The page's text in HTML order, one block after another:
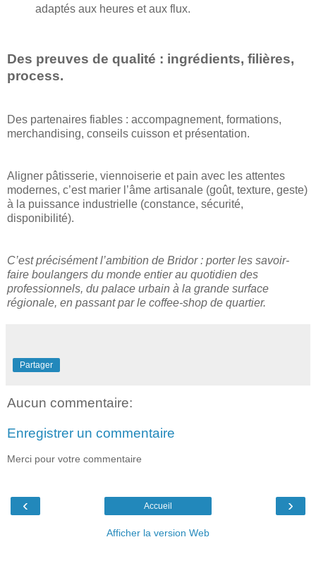
adaptés aux heures et aux flux.
Des preuves de qualité : ingrédients, filières,
process.
Des partenaires fiables : accompagnement, formations,
merchandising, conseils cuisson et présentation.
Aligner pâtisserie, viennoiserie et pain avec les attentes
modernes, c’est marier l’âme artisanale (goût, texture, geste)
à la puissance industrielle (constance, sécurité,
disponibilité).
C’est précisément l’ambition de Bridor : porter les savoir-
faire boulangers du monde entier au quotidien des
professionnels, du palace urbain à la grande surface
régionale, en passant par le coffee-shop de quartier.
Partager
Aucun commentaire:
Enregistrer un commentaire
Merci pour votre commentaire
‹ ›
Accueil
Afficher la version Web